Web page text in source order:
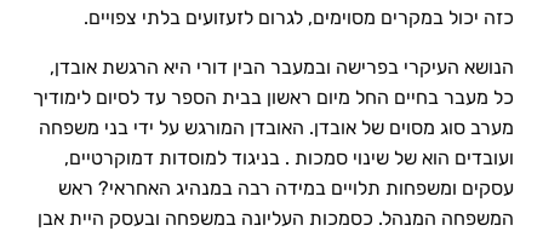
כזה יכול במקרים מסוימים, לגרום לזעזועים בלתי צפויים.
הנושא העיקרי בפרישה ובמעבר הבין דורי היא הרגשת אובדן,
כל מעבר בחיים החל מיום ראשון בבית הספר עד לסיום לימודיך
מערב סוג מסוים של אובדן. האובדן המורגש על ידי בני משפחה
ועובדים הוא של שינוי סמכות . בניגוד למוסדות דמוקרטיים,
עסקים ומשפחות תלויים במידה רבה במנהיג האחראי? ראש
המשפחה המנהל. כסמכות העליונה במשפחה ובעסק היית אבן